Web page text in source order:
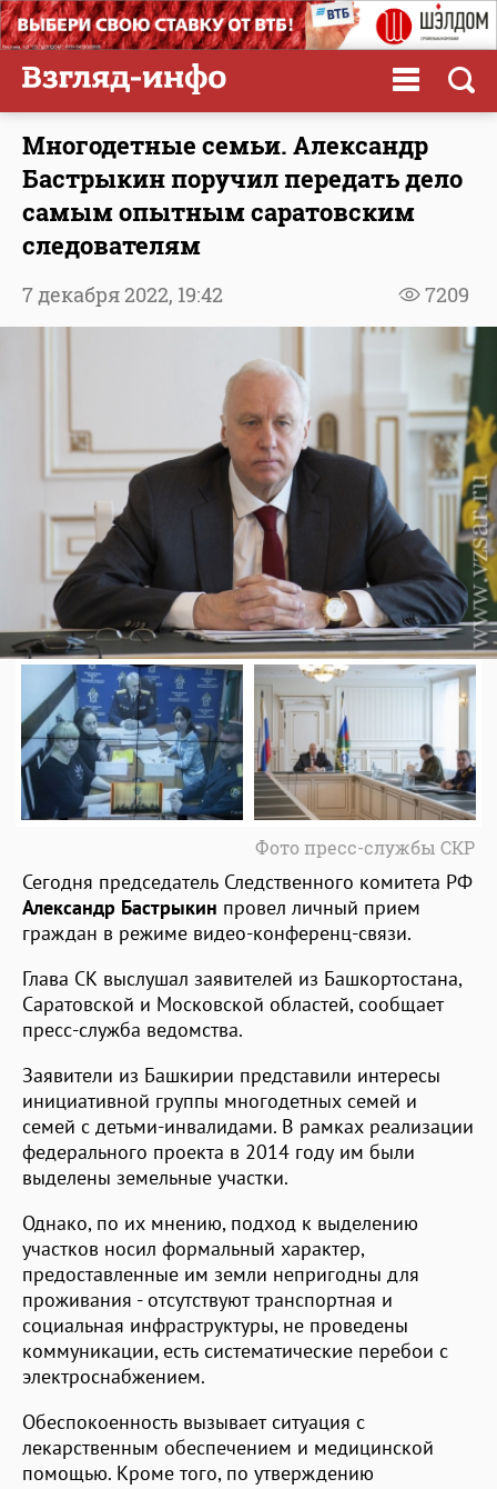
Многодетные семьи. Александр
Бастрыкин поручил передать дело
самым опытным саратовским
следователям
7209
7 декабря 2022, 19:42
Фото пресс-службы СКР
Сегодня председатель Следственного комитета РФ
Александр Бастрыкин провел личный прием
граждан в режиме видео-конференц-связи.
Глава СК выслушал заявителей из Башкортостана,
Саратовской и Московской областей, сообщает
пресс-служба ведомства.
Заявители из Башкирии представили интересы
инициативной группы многодетных семей и
семей с детьми-инвалидами. В рамках реализации
федерального проекта в 2014 году им были
выделены земельные участки.
Однако, по их мнению, подход к выделению
участков носил формальный характер,
предоставленные им земли непригодны для
проживания - отсутствуют транспортная и
социальная инфраструктуры, не проведены
коммуникации, есть систематические перебои с
электроснабжением.
Обеспокоенность вызывает ситуация с
лекарственным обеспечением и медицинской
помощью. Кроме того, по утверждению